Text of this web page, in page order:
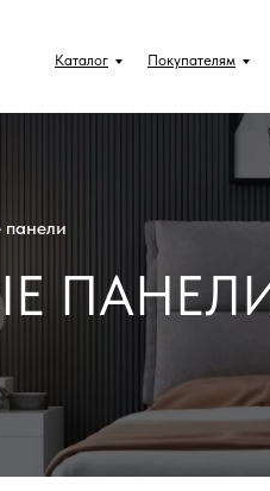
Каталог Покупателям